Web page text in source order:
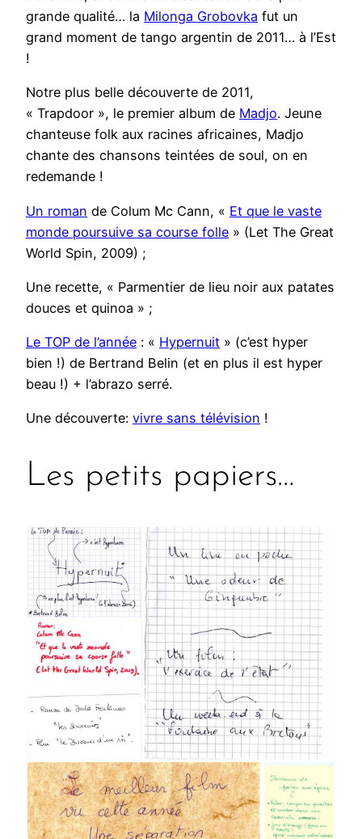
grande qualité… la Milonga Grobovka fut un
grand moment de tango argentin de 2011… à l’Est
!
Notre plus belle découverte de 2011,
« Trapdoor », le premier album de Madjo. Jeune
chanteuse folk aux racines africaines, Madjo
chante des chansons teintées de soul, on en
redemande !
Un roman de Colum Mc Cann, « Et que le vaste
monde poursuive sa course folle » (Let The Great
World Spin, 2009) ;
Une recette, « Parmentier de lieu noir aux patates
douces et quinoa » ;
Le TOP de l’année : « Hypernuit » (c’est hyper
bien !) de Bertrand Belin (et en plus il est hyper
beau !) + l’abrazo serré.
Une découverte: vivre sans télévision !
Les petits papiers…